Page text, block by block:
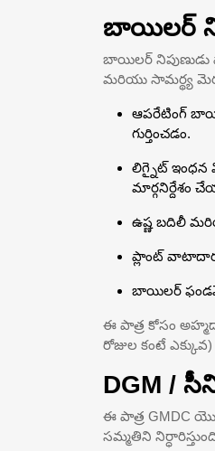
బాయిలర్
బాయిలర్ నిపుణుడు
మరియు సామర్థ్య
ఆపరేటింగ్
గుర్తించడం.
లిగ్నైట్
మార్గనిర్దేశం
ఉష్ణ బదిలీ
ప్లాంట్
బాయిలర్
ఈ పాత్ర కోసం
రోజుల కంటే
DGM /
ఈ పాత్ర GMDC
సమ్మతిని